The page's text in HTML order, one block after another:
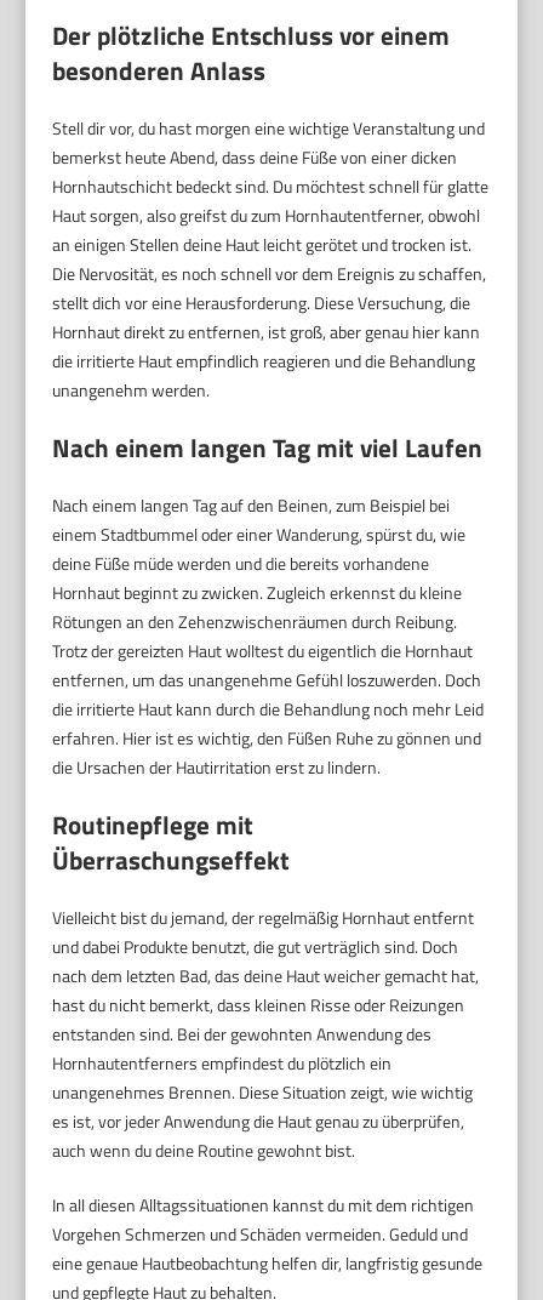
Der plötzliche Entschluss vor einem
besonderen Anlass
Stell dir vor, du hast morgen eine wichtige Veranstaltung und
bemerkst heute Abend, dass deine Füße von einer dicken
Hornhautschicht bedeckt sind. Du möchtest schnell für glatte
Haut sorgen, also greifst du zum Hornhautentferner, obwohl
an einigen Stellen deine Haut leicht gerötet und trocken ist.
Die Nervosität, es noch schnell vor dem Ereignis zu schaffen,
stellt dich vor eine Herausforderung. Diese Versuchung, die
Hornhaut direkt zu entfernen, ist groß, aber genau hier kann
die irritierte Haut empfindlich reagieren und die Behandlung
unangenehm werden.
Nach einem langen Tag mit viel Laufen
Nach einem langen Tag auf den Beinen, zum Beispiel bei
einem Stadtbummel oder einer Wanderung, spürst du, wie
deine Füße müde werden und die bereits vorhandene
Hornhaut beginnt zu zwicken. Zugleich erkennst du kleine
Rötungen an den Zehenzwischenräumen durch Reibung.
Trotz der gereizten Haut wolltest du eigentlich die Hornhaut
entfernen, um das unangenehme Gefühl loszuwerden. Doch
die irritierte Haut kann durch die Behandlung noch mehr Leid
erfahren. Hier ist es wichtig, den Füßen Ruhe zu gönnen und
die Ursachen der Hautirritation erst zu lindern.
Routinepflege mit
Überraschungseffekt
Vielleicht bist du jemand, der regelmäßig Hornhaut entfernt
und dabei Produkte benutzt, die gut verträglich sind. Doch
nach dem letzten Bad, das deine Haut weicher gemacht hat,
hast du nicht bemerkt, dass kleinen Risse oder Reizungen
entstanden sind. Bei der gewohnten Anwendung des
Hornhautentferners empfindest du plötzlich ein
unangenehmes Brennen. Diese Situation zeigt, wie wichtig
es ist, vor jeder Anwendung die Haut genau zu überprüfen,
auch wenn du deine Routine gewohnt bist.
In all diesen Alltagssituationen kannst du mit dem richtigen
Vorgehen Schmerzen und Schäden vermeiden. Geduld und
eine genaue Hautbeobachtung helfen dir, langfristig gesunde
und gepflegte Haut zu behalten.